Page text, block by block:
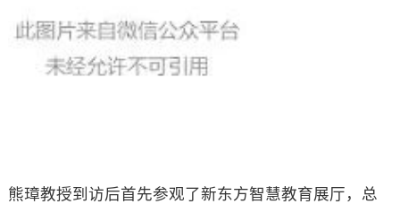
熊璋教授到访后首先参观了新东方智慧教育展厅，总